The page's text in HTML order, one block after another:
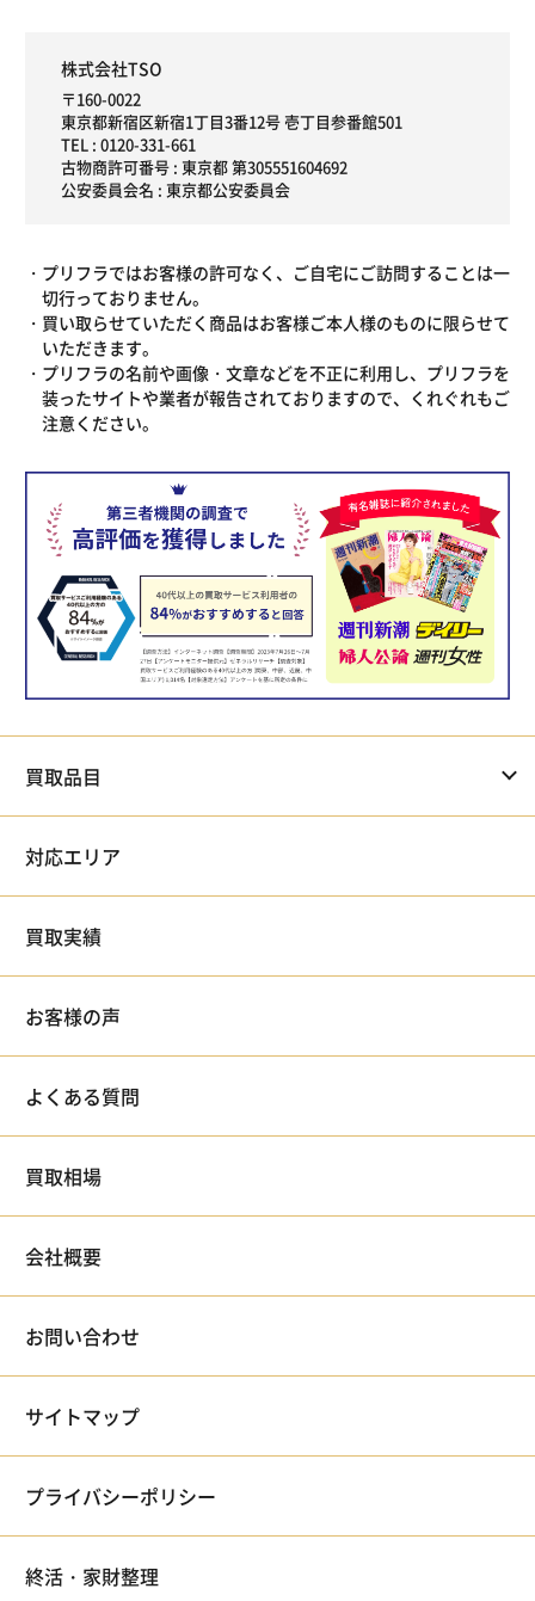
株式会社TSO
〒160-0022
東京都新宿区新宿1丁目3番12号 壱丁目参番館501
TEL : 0120-331-661
古物商許可番号 : 東京都 第305551604692
公安委員会名 : 東京都公安委員会
プリフラではお客様の許可なく、ご自宅にご訪問することは一
切行っておりません。
買い取らせていただく商品はお客様ご本人様のものに限らせて
いただきます。
プリフラの名前や画像・文章などを不正に利用し、プリフラを
装ったサイトや業者が報告されておりますので、くれぐれもご
注意ください。
買取品目
対応エリア
買取実績
お客様の声
よくある質問
買取相場
会社概要
お問い合わせ
サイトマップ
プライバシーポリシー
終活・家財整理